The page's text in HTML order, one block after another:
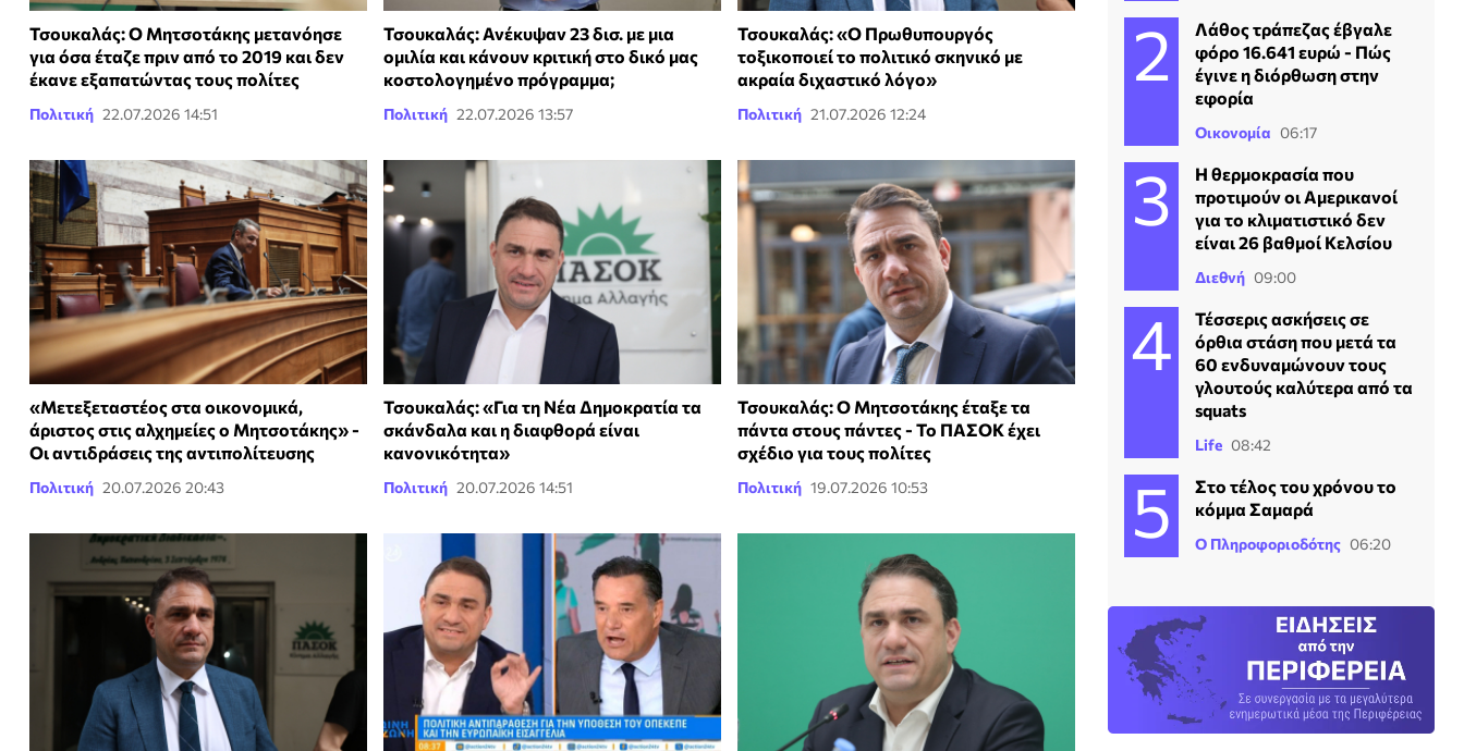
Τσουκαλάς: Ο Μητσοτάκης μετανόησε
για όσα έταζε πριν από το 2019 και δεν
έκανε εξαπατώντας τους πολίτες
Πολιτική 22.07.2026 14:51
Τσουκαλάς: Ανέκυψαν 23 δισ. με μια
ομιλία και κάνουν κριτική στο δικό μας
κοστολογημένο πρόγραμμα;
Πολιτική 22.07.2026 13:57
Τσουκαλάς: «Ο Πρωθυπουργός
τοξικοποιεί το πολιτικό σκηνικό με
ακραία διχαστικό λόγο»
Πολιτική 21.07.2026 12:24
«Μετεξεταστέος στα οικονομικά,
άριστος στις αλχημείες ο Μητσοτάκης» -
Οι αντιδράσεις της αντιπολίτευσης
Πολιτική 20.07.2026 20:43
Τσουκαλάς: «Για τη Νέα Δημοκρατία τα
σκάνδαλα και η διαφθορά είναι
κανονικότητα»
Πολιτική 20.07.2026 14:51
Τσουκαλάς: Ο Μητσοτάκης έταξε τα
πάντα στους πάντες - Το ΠΑΣΟΚ έχει
σχέδιο για τους πολίτες
Πολιτική 19.07.2026 10:53
Λάθος τράπεζας έβγαλε
φόρο 16.641 ευρώ - Πώς
έγινε η διόρθωση στην
εφορία
Οικονομία 06:17
Η θερμοκρασία που
προτιμούν οι Αμερικανοί
για το κλιματιστικό δεν
είναι 26 βαθμοί Κελσίου
Διεθνή 09:00
Τέσσερις ασκήσεις σε
όρθια στάση που μετά τα
60 ενδυναμώνουν τους
γλουτούς καλύτερα από τα
squats
Life 08:42
Στο τέλος του χρόνου το
κόμμα Σαμαρά
Ο Πληροφοριοδότης 06:20